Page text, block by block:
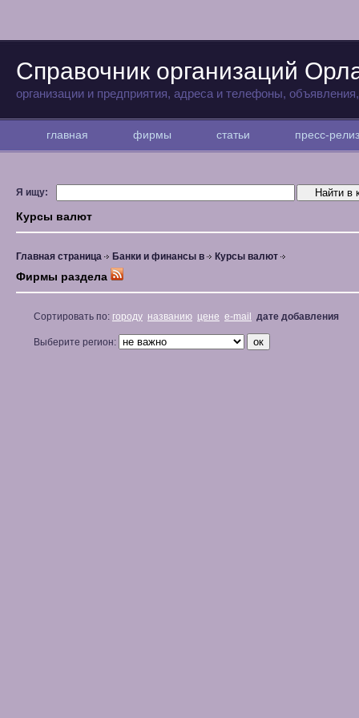
Справочник организаций
организации и предприятия, адреса и телефоны,
главная фирмы статьи пресс-
Я ищу:
Курсы валют
Главная страница Банки и финансы в Курсы валют
Фирмы раздела
Сортировать по: городу названию цене e-mail дате добавления
Выберите регион: